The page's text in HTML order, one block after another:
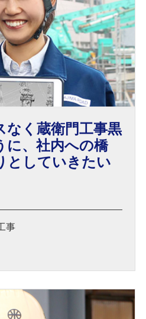
なく蔵衛門工事黒
に、社内への橋
としていきたい
事